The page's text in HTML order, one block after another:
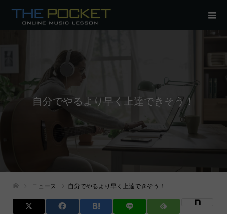
自分でやるより早く上達できそう！
ニュース 自分でやるより早く上達できそう！